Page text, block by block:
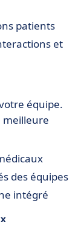
patients
et
équipe.
meilleure
des équipes
intégré